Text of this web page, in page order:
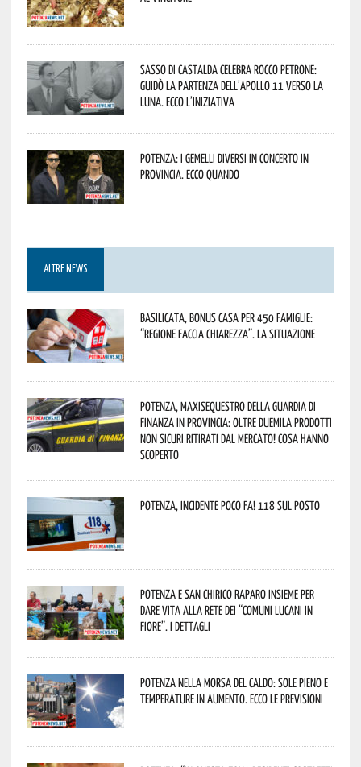
Sasso di Castalda celebra Rocco Petrone:
guidò la partenza dell’Apollo 11 verso la
Luna. Ecco l’iniziativa
Potenza: i Gemelli DiVersi in concerto in
provincia. Ecco quando
ALTRE NEWS
Basilicata, Bonus casa per 450 famiglie:
“Regione faccia chiarezza”. La situazione
Potenza, maxisequestro della Guardia di
Finanza in provincia: oltre duemila prodotti
non sicuri ritirati dal mercato! Cosa hanno
scoperto
Potenza, incidente poco fa! 118 sul posto
Potenza e San Chirico Raparo insieme per
dare vita alla rete dei “Comuni Lucani in
Fiore”. I dettagli
Potenza nella morsa del caldo: sole pieno e
temperature in aumento. Ecco le previsioni